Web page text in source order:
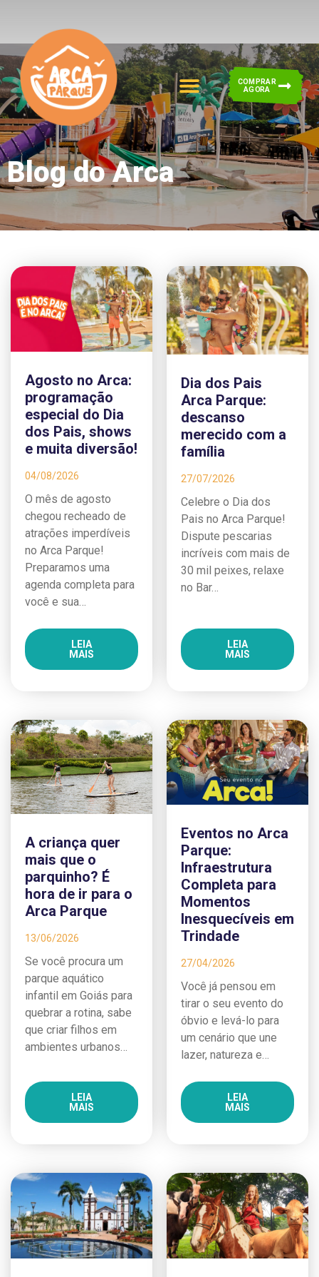
COMPRAR
AGORA
Blog do Arca
Agosto no Arca:
programação
especial do Dia
dos Pais, shows
e muita diversão!
04/08/2026
O mês de agosto
chegou recheado de
atrações imperdíveis
no Arca Parque!
Preparamos uma
agenda completa para
você e sua…
LEIA
MAIS
Dia dos Pais
Arca Parque:
descanso
merecido com a
família
27/07/2026
Celebre o Dia dos
Pais no Arca Parque!
Dispute pescarias
incríveis com mais de
30 mil peixes, relaxe
no Bar…
LEIA
MAIS
A criança quer
mais que o
parquinho? É
hora de ir para o
Arca Parque
13/06/2026
Se você procura um
parque aquático
infantil em Goiás para
quebrar a rotina, sabe
que criar filhos em
ambientes urbanos…
LEIA
MAIS
Eventos no Arca
Parque:
Infraestrutura
Completa para
Momentos
Inesquecíveis em
Trindade
27/04/2026
Você já pensou em
tirar o seu evento do
óbvio e levá-lo para
um cenário que une
lazer, natureza e…
LEIA
MAIS